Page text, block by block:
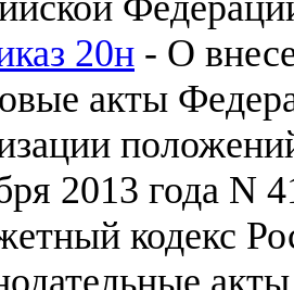
20н - О
акты
2013 года N
кодекс